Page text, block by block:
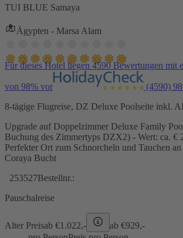
TUI BLUE Samaya
Ägypten - Marsa Alam
Für dieses Hotel liegen 4590 Bewertungen mit
von 98% vor (4590)
8-tägige Flugreise, DZ Deluxe Poolseite inkl.
Upgrade auf Doppelzimmer Deluxe Family
Buchung des Zimmertyps DZX2) - Wert: ca. €
Perfekter Ort zum Schnorcheln und Tauchen
Coraya Bucht
253527Bestellnr.:
Pauschalreise
Alter Preisab €1.022,- ab €929,-